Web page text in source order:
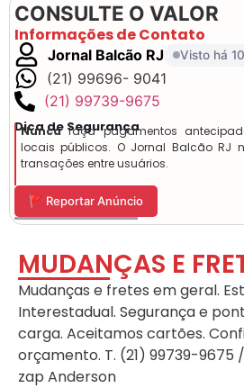
CONSULTE O VALOR
Informações de Contato
Jornal Balcão RJ Visto há
(21) 99696- 9041
(21) 99739-9675
Dica de Segurança
Nuncafaça pagamentos
locais públicos. O Jornal Balcão RJ
transações entre usuários.
🚩 Reportar Anúncio
MUDANÇAS E
Mudanças e fretes em geral.
Interestadual. Segurança e
carga. Aceitamos cartões.
orçamento. T. (21) 99739-9675
zap Anderson